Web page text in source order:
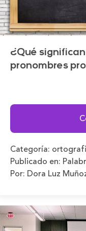
¿Qué
pronombres
Categoría:
Publicado en:
Por: Dora Luz